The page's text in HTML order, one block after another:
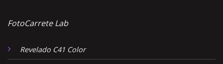
FotoCarrete Lab
Revelado C41 Color